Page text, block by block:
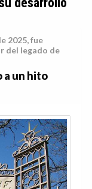
2025, fue
del legado de
a un hito